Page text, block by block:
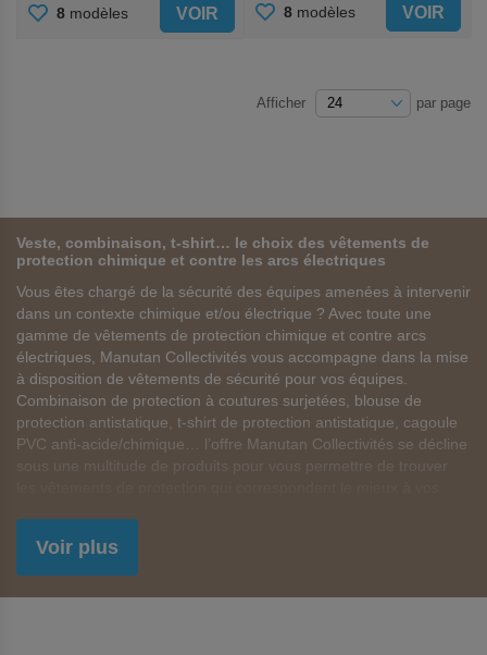
AJOUTER
8 modèles VOIR AJOUTER
FAVORIS
8 modèles VOIR
Afficher par page
Veste, combinaison, t-shirt… le choix des vêtements de
protection chimique et contre les arcs électriques
Vous êtes chargé de la sécurité des équipes amenées à intervenir
dans un contexte chimique et/ou électrique ? Avec toute une
gamme de vêtements de protection chimique et contre arcs
électriques, Manutan Collectivités vous accompagne dans la mise
à disposition de vêtements de sécurité pour vos équipes.
Combinaison de protection à coutures surjetées, blouse de
protection antistatique, t-shirt de protection antistatique, cagoule
PVC anti-acide/chimique… l’offre Manutan Collectivités se décline
sous une multitude de produits pour vous permettre de trouver
Des vêtements de protection chimique et contre arc
Garant de la qualité desvêtements de protection chimique et
Voir plus